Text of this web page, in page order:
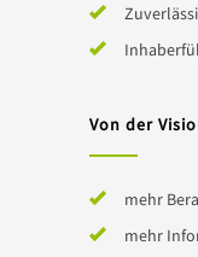
Von der
mehr
mehr